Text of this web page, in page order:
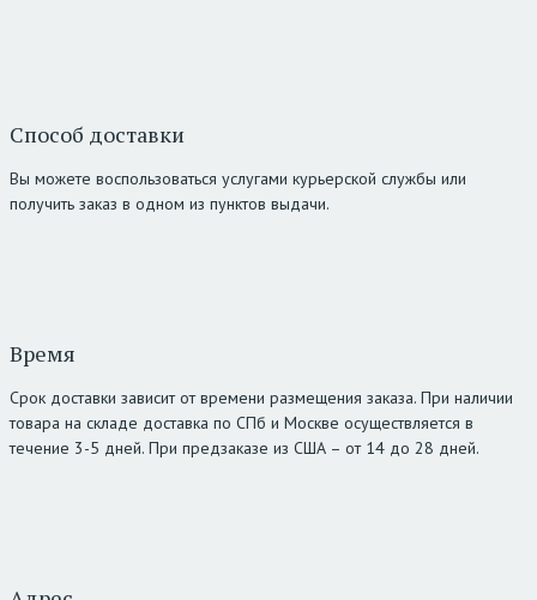
Способ доставки
Вы можете воспользоваться услугами курьерской службы или
получить заказ в одном из пунктов выдачи.
Время
Срок доставки зависит от времени размещения заказа. При наличии
товара на складе доставка по СПб и Москве осуществляется в
течение 3-5 дней. При предзаказе из США – от 14 до 28 дней.